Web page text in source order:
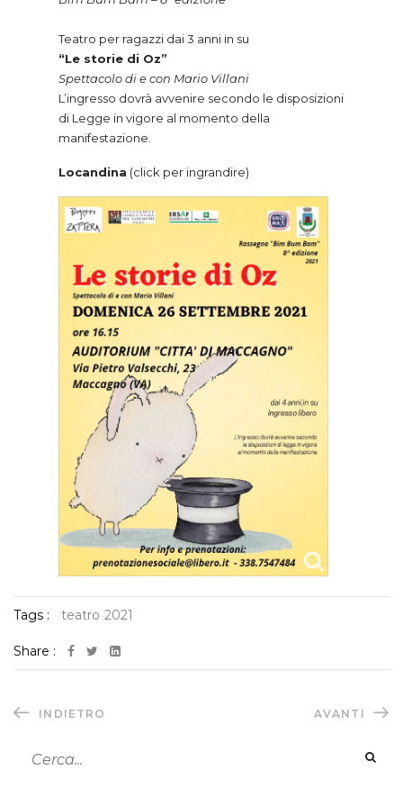
Teatro per ragazzi dai 3 anni in su
“Le storie di Oz”
Spettacolo di e con Mario Villani
L’ingresso dovrà avvenire secondo le disposizioni
di Legge in vigore al momento della
manifestazione.
Locandina (click per ingrandire)
Tags : teatro 2021
Share :
INDIETRO AVANTI